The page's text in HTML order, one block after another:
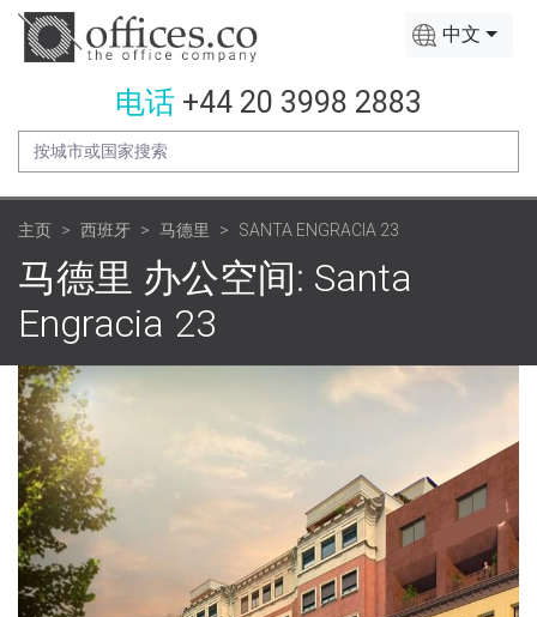
中文
电话 +44 20 3998 2883
主页 西班牙 马德里 SANTA ENGRACIA 23
马德里 办公空间: Santa
Engracia 23